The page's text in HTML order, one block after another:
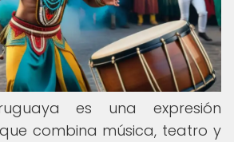
es una expresión
combina música, teatro y